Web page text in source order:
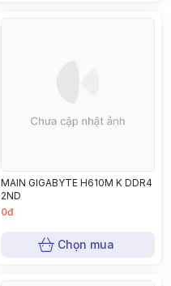
MAIN GIGABYTE H610M K DDR4
2ND
0đ
Chọn mua